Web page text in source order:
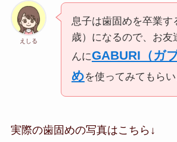
えしる
息子は歯固めを卒業す
歳）になるので、お友
んにGABURI（ガ
めを使ってみてもらい
実際の歯固めの写真はこちら↓